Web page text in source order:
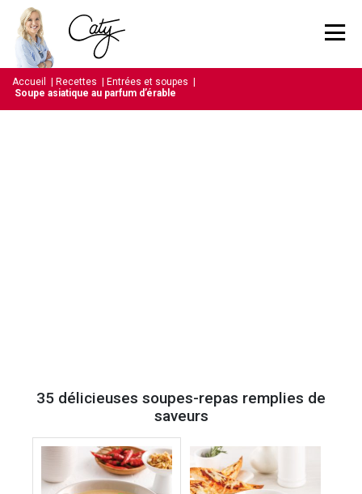
Accueil Recettes Entrées et soupes
Soupe asiatique au parfum d’érable
35 délicieuses soupes-repas remplies de
saveurs